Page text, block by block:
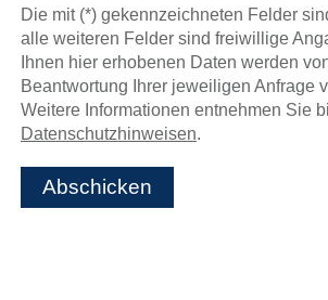
Die mit (*) gekennzeichneten Felder
alle weiteren Felder sind freiwillige
Ihnen hier erhobenen Daten werden
Beantwortung Ihrer jeweiligen Anfrage
Weitere Informationen entnehmen Sie
Datenschutzhinweisen.
Abschicken